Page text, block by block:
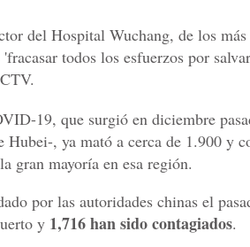
del Hospital Wuchang, de los
todos los esfuerzos por
19, que surgió en diciembre
Hubei-, ya mató a cerca de 1.900 y
gran mayoría en esa región.
por las autoridades chinas el
y 1,716 han sido contagiados.